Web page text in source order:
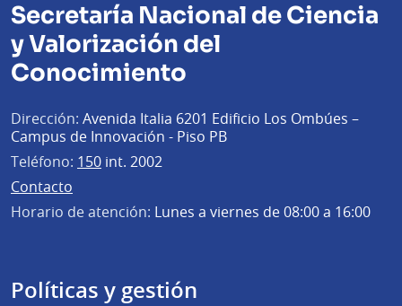
Secretaría Nacional de Ciencia
y Valorización del
Conocimiento
Dirección: Avenida Italia 6201 Edificio Los Ombúes –
Campus de Innovación - Piso PB
Teléfono: 150 int. 2002
Contacto
Horario de atención: Lunes a viernes de 08:00 a 16:00
Políticas y gestión